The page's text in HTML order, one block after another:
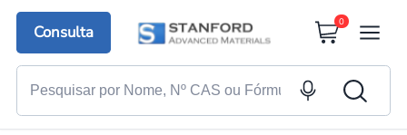
Consulta
0